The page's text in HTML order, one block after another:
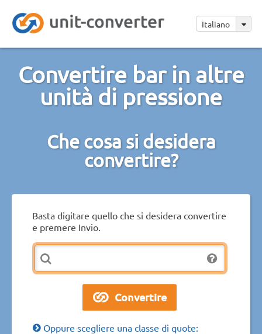
Italiano
Convertire bar in altre
unità di pressione
Che cosa si desidera
convertire?
Basta digitare quello che si desidera convertire
e premere Invio.
Oppure scegliere una classe di quote: